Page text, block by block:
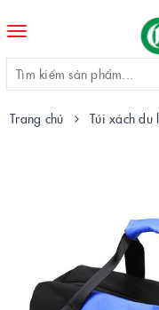
Toggle
Trang chủ Túi xách du